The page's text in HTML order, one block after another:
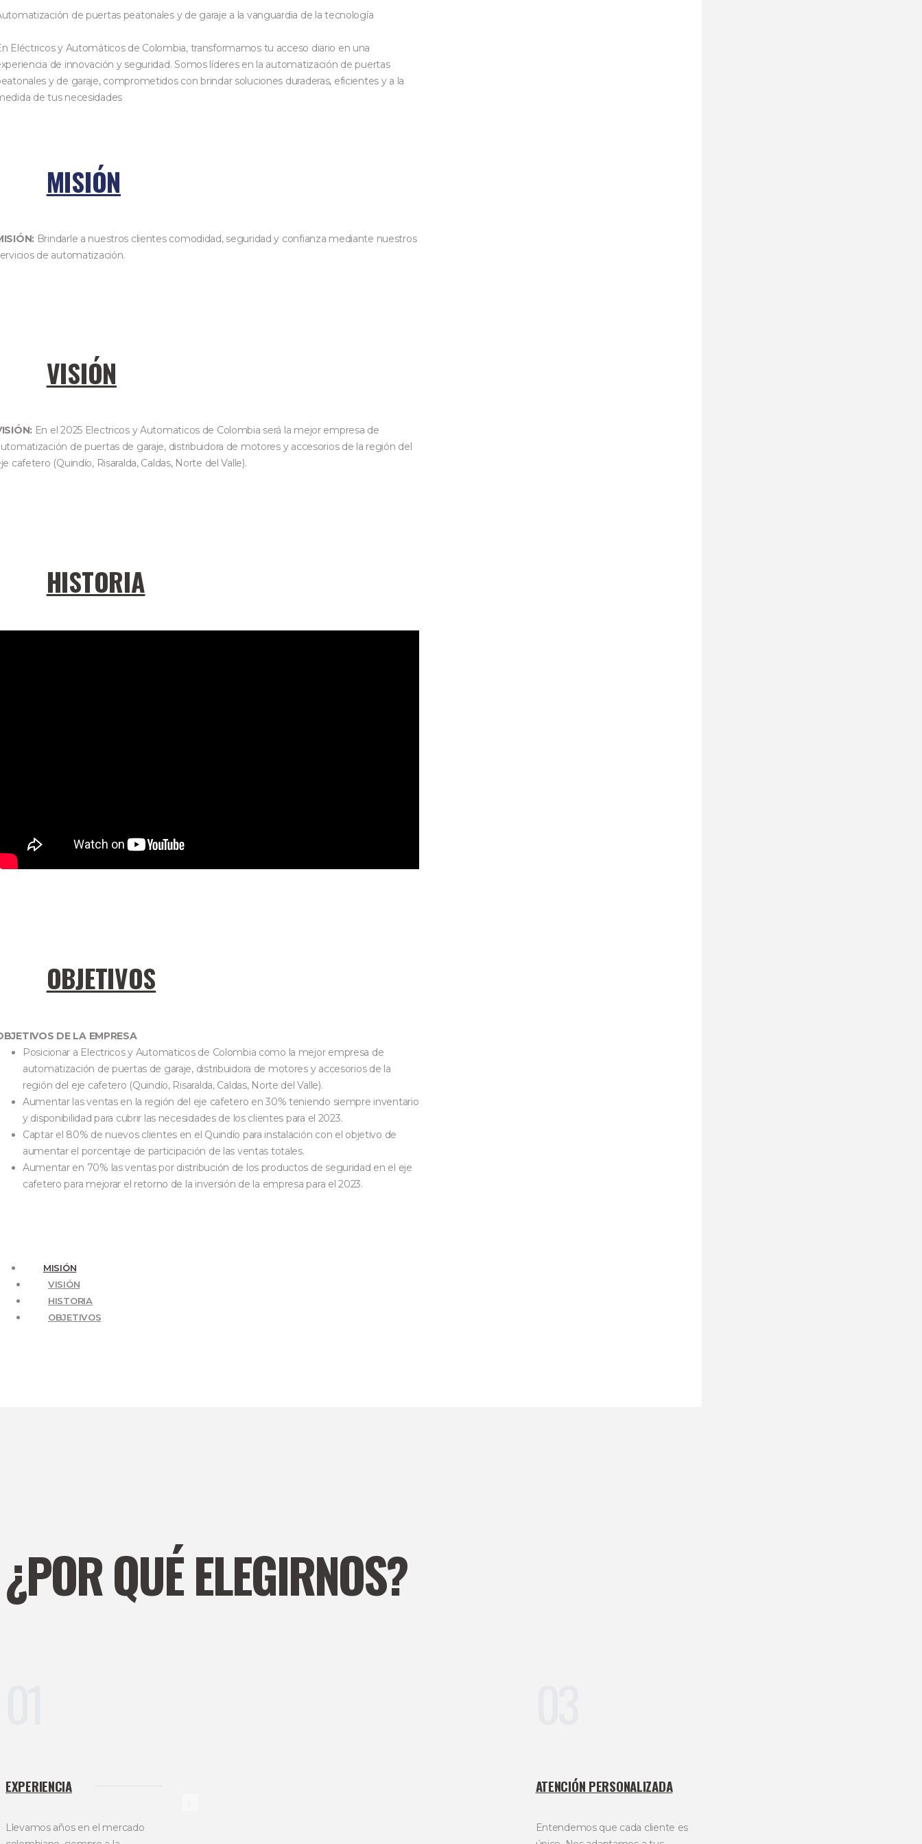
de puertas peatonales y de garaje a la vanguardia de la tecnología
Eléctricos y Automáticos de Colombia, transformamos tu acceso diario en una
de innovación y seguridad. Somos líderes en la automatización de puertas
y de garaje, comprometidos con brindar soluciones duraderas, eficientes y a la
de tus necesidades
MISIÓN
Brindarle a nuestros clientes comodidad, seguridad y confianza mediante nuestros
de automatización.
VISIÓN
En el 2025 Electricos y Automaticos de Colombia será la mejor empresa de
de puertas de garaje, distribuidora de motores y accesorios de la región del
cafetero (Quindío, Risaralda, Caldas, Norte del Valle).
HISTORIA
OBJETIVOS
DE LA EMPRESA
Posicionar a Electricos y Automaticos de Colombia como la mejor empresa de
automatización de puertas de garaje, distribuidora de motores y accesorios de la
región del eje cafetero (Quindío, Risaralda, Caldas, Norte del Valle).
Aumentar las ventas en la región del eje cafetero en 30% teniendo siempre inventario
y disponibilidad para cubrir las necesidades de los clientes para el 2023.
Captar el 80% de nuevos clientes en el Quindío para instalación con el objetivo de
aumentar el porcentaje de participación de las ventas totales.
Aumentar en 70% las ventas por distribución de los productos de seguridad en el eje
cafetero para mejorar el retorno de la inversión de la empresa para el 2023.
MISIÓN
VISIÓN
HISTORIA
OBJETIVOS
¿POR QUÉ ELEGIRNOS?
EXPERIENCIA
Llevamos años en el mercado
ATENCIÓN PERSONALIZADA
Entendemos que cada cliente es